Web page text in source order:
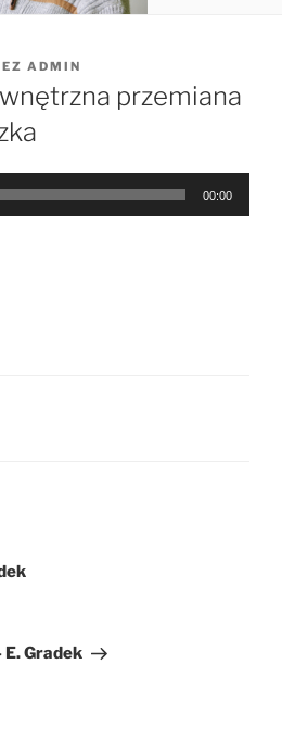
ADMIN
przemiana
00:00
E. Gradek